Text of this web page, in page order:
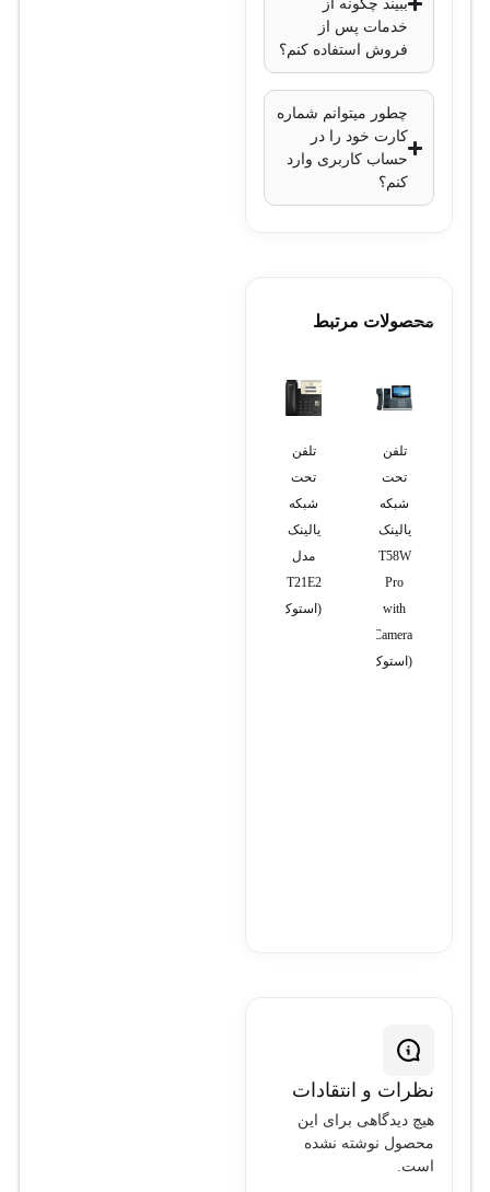
کاهش نویز دیجیتال
3D DNR
IP67 (مقاوم در
برابر آب و گرد و
غبار)
منبع تغذیه
حداکثر 12 وات
وزن
: حدود 500 گرم
ببیند چگونه از
خدمات پس از
فروش استفاده کنم؟
چطور میتوانم شماره
کارت خود را در
حساب کاربری وارد
کنم؟
محصولات مرتبط
تلفن
تحت
شبکه
یالینک
T58W
Pro
with
Camera
(استوک)
تلفن
تحت
شبکه
یالینک
مدل
T21E2
(استوک)
نظرات و انتقادات
هیچ دیدگاهی برای این
محصول نوشته نشده
است.